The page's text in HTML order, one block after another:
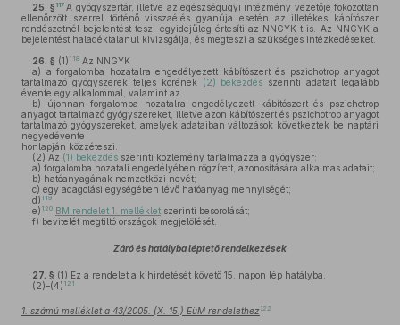
25. § 117 A gyógyszertár, illetve az egészségügyi intézmény vezetője fokozottan
ellenőrzött szerrel történő visszaélés gyanúja esetén az illetékes kábítószer
rendészetnél bejelentést tesz, egyidejűleg értesíti az NNGYK-t is. Az NNGYK a
bejelentést haladéktalanul kivizsgálja, és megteszi a szükséges intézkedéseket.
26. § (1) 118 Az NNGYK
a) a forgalomba hozatalra engedélyezett kábítószert és pszichotrop anyagot
tartalmazó gyógyszerek teljes körének
(2) bekezdés szerinti adatait legalább
évente egy alkalommal, valamint az
b) újonnan forgalomba hozatalra engedélyezett kábítószert és pszichotrop
anyagot tartalmazó gyógyszereket, illetve azon kábítószert és pszichotrop anyagot
tartalmazó gyógyszereket, amelyek adataiban változások következtek be naptári
negyedévente
honlapján közzéteszi.
(2) Az (1) bekezdés szerinti közlemény tartalmazza a gyógyszer:
a) forgalomba hozatali engedélyében rögzített, azonosítására alkalmas adatait;
b) hatóanyagának nemzetközi nevét;
c) egy adagolási egységében lévő hatóanyag mennyiségét;
d) 119
e) 120 BM rendelet 1. melléklet szerinti besorolását;
f) bevitelét megtiltó országok megjelölését.
Záró és hatályba léptető rendelkezések
27. § (1) Ez a rendelet a kihirdetését követő 15. napon lép hatályba.
(2)–(4) 121
1. számú melléklet a 43/2005. (X. 15.) EüM rendelethez 122